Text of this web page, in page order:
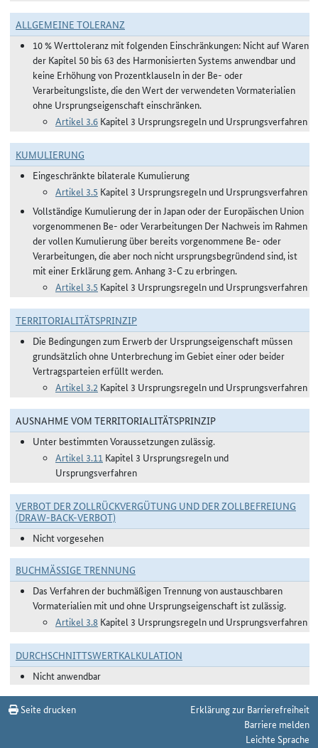
ALLGEMEINE TOLERANZ
10 % Werttoleranz mit folgenden Einschränkungen: Nicht auf Waren
der Kapitel 50 bis 63 des Harmonisierten Systems anwendbar und
keine Erhöhung von Prozentklauseln in der Be- oder
Verarbeitungsliste, die den Wert der verwendeten Vormaterialien
ohne Ursprungseigenschaft einschränken.
Artikel 3.6 Kapitel 3 Ursprungsregeln und Ursprungsverfahren
KUMULIERUNG
Eingeschränkte bilaterale Kumulierung
Artikel 3.5 Kapitel 3 Ursprungsregeln und Ursprungsverfahren
Vollständige Kumulierung der in Japan oder der Europäischen Union
vorgenommenen Be- oder Verarbeitungen Der Nachweis im Rahmen
der vollen Kumulierung über bereits vorgenommene Be- oder
Verarbeitungen, die aber noch nicht ursprungsbegründend sind, ist
mit einer Erklärung gem. Anhang 3-C zu erbringen.
Artikel 3.5 Kapitel 3 Ursprungsregeln und Ursprungsverfahren
TERRITORIALITÄTSPRINZIP
Die Bedingungen zum Erwerb der Ursprungseigenschaft müssen
grundsätzlich ohne Unterbrechung im Gebiet einer oder beider
Vertragsparteien erfüllt werden.
Artikel 3.2 Kapitel 3 Ursprungsregeln und Ursprungsverfahren
AUSNAHME VOM TERRITORIALITÄTSPRINZIP
Unter bestimmten Voraussetzungen zulässig.
Artikel 3.11 Kapitel 3 Ursprungsregeln und
Ursprungsverfahren
VERBOT DER ZOLLRÜCKVERGÜTUNG UND DER ZOLLBEFREIUNG
(DRAW-BACK-VERBOT)
Nicht vorgesehen
BUCHMÄSSIGE TRENNUNG
Das Verfahren der buchmäßigen Trennung von austauschbaren
Vormaterialien mit und ohne Ursprungseigenschaft ist zulässig.
Artikel 3.8 Kapitel 3 Ursprungsregeln und Ursprungsverfahren
DURCHSCHNITTSWERTKALKULATION
Nicht anwendbar
Seite drucken
Erklärung zur Barrierefreiheit
Barriere melden
Leichte Sprache